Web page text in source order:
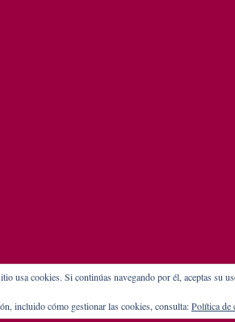
usa cookies. Si continúas navegando por él, aceptas su
incluido cómo gestionar las cookies, consulta:Política de